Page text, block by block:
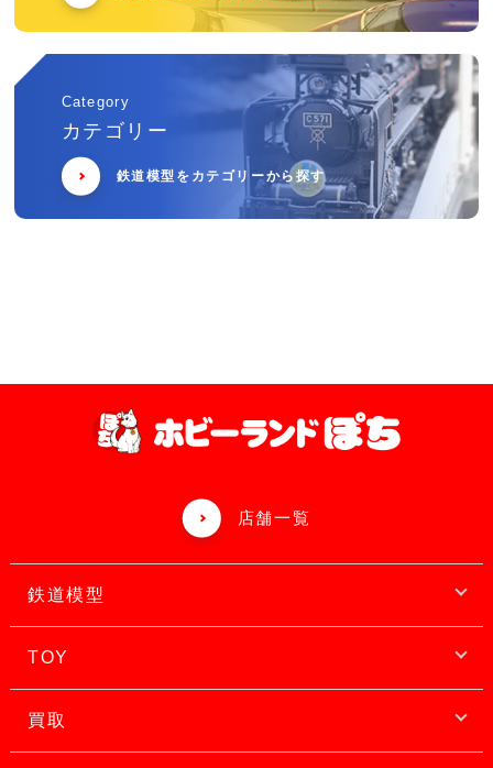
Category
カテゴリー
鉄道模型をカテゴリーから探す
店舗一覧
鉄道模型
TOY
買取